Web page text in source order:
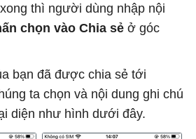
thì người dùng nhập nội
chọn vào Chia sẻ ở góc
bạn đã được chia sẻ tới
ta chọn và nội dung ghi chú
diện như hình dưới đây.